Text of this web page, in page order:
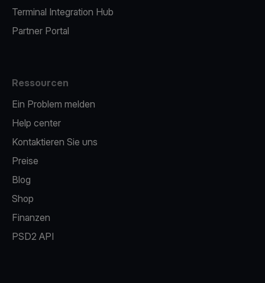
Terminal Integration Hub
Partner Portal
Ressourcen
Ein Problem melden
Help center
Kontaktieren Sie uns
Preise
Blog
Shop
Finanzen
PSD2 API